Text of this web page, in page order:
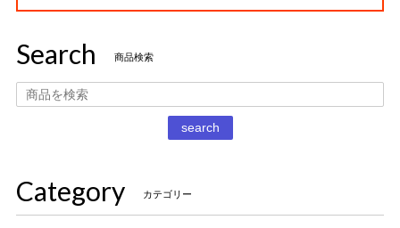
丁寧な梱包で本日受け取りました。 だるまストーブ探してた
のでとても嬉しいです 扇風機もブタの蚊取り線香も可愛いで
Search 商品検索
search
Category カテゴリー